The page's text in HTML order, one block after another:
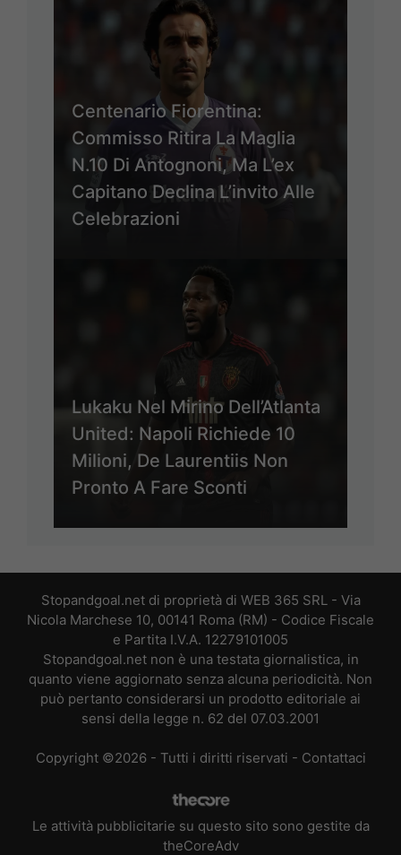
Centenario Fiorentina:
Commisso Ritira La Maglia
N.10 Di Antognoni, Ma L’ex
Capitano Declina L’invito Alle
Celebrazioni
Lukaku Nel Mirino Dell’Atlanta
United: Napoli Richiede 10
Milioni, De Laurentiis Non
Pronto A Fare Sconti
Stopandgoal.net di proprietà di WEB 365 SRL - Via
Nicola Marchese 10, 00141 Roma (RM) - Codice Fiscale
e Partita I.V.A. 12279101005
Stopandgoal.net non è una testata giornalistica, in
quanto viene aggiornato senza alcuna periodicità. Non
può pertanto considerarsi un prodotto editoriale ai
sensi della legge n. 62 del 07.03.2001
Copyright ©2026 - Tutti i diritti riservati - Contattaci
Le attività pubblicitarie su questo sito sono gestite da
theCoreAdv